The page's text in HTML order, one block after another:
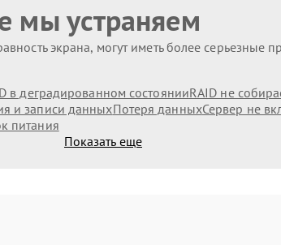
мы устраняем
экрана, могут иметь более серьезные
в деградированном состоянииRAID не
и записи данныхПотеря данныхСервер не
питания
Показать еще